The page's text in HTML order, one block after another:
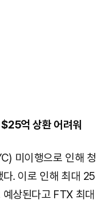
억 상환 어려워
미이행으로 인해 청
. 이로 인해 최대 25
상된다고 FTX 최대